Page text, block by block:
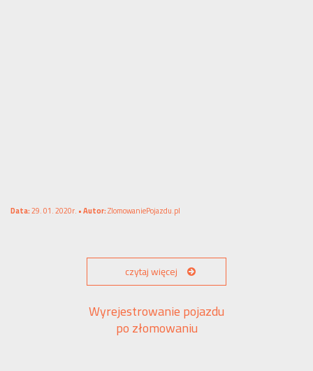
Data:29. 01. 2020r. •Autor:ZlomowaniePojazdu.pl
czytaj więcej
Wyrejestrowanie pojazdu
po złomowaniu